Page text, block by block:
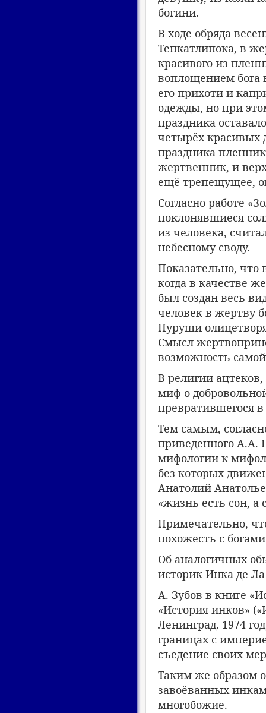
богини.
В ходе обряда
Тепкатлипока, в
красивого из
воплощением бога
его прихоти и
одежды, но при
праздника
четырёх красивых
праздника
жертвенник, и
ещё трепещущее,
Согласно работе
поклонявшиеся
из человека,
небесному своду.
Показательно, что
когда в качестве
был создан весь
человек в жертву
Пуруши
Смысл
возможность
В религии
миф о
превратившегося
Тем самым,
приведенного А.А.
мифологии к
без которых
Анатолий
«жизнь есть сон, а
Примечательно,
похожесть с
Об аналогичных
историк Инка де Ла
А. Зубов в книге
«История инков»
Ленинград. 1974
границах с
съедение своих
Таким же образом
завоёванных
многобожие.